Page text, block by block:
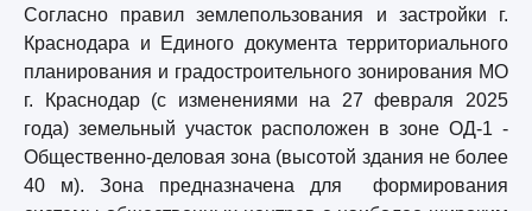
Согласно правил землепользования и застройки г.
Краснодара и Единого документа территориального
планирования и градостроительного зонирования МО
г. Краснодар (с изменениями на 27 февраля 2025
года) земельный участок расположен в зоне ОД-1 -
Общественно-деловая зона (высотой здания не более
40 м). Зона предназначена для формирования